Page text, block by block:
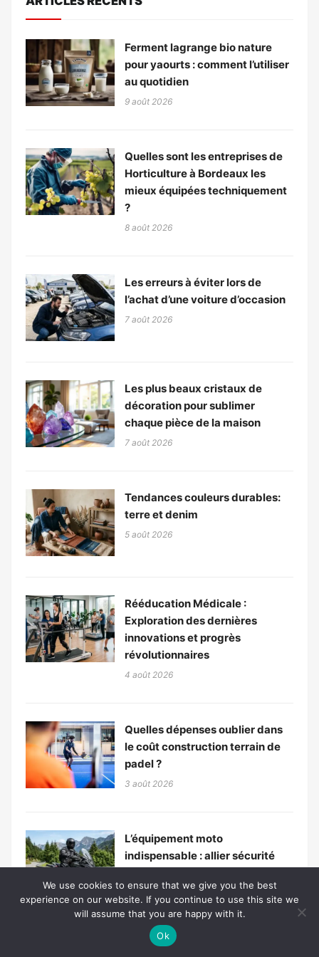
Ferment lagrange bio nature
pour yaourts : comment l’utiliser
au quotidien
9 août 2026
Quelles sont les entreprises de
Horticulture à Bordeaux les
mieux équipées techniquement
?
8 août 2026
Les erreurs à éviter lors de
l’achat d’une voiture d’occasion
7 août 2026
Les plus beaux cristaux de
décoration pour sublimer
chaque pièce de la maison
7 août 2026
Tendances couleurs durables:
terre et denim
5 août 2026
Rééducation Médicale :
Exploration des dernières
innovations et progrès
révolutionnaires
4 août 2026
Quelles dépenses oublier dans
le coût construction terrain de
padel ?
3 août 2026
L’équipement moto
indispensable : allier sécurité
Les clôtures augmentent-elles
We use cookies to ensure that we give you the best
experience on our website. If you continue to use this site we
will assume that you are happy with it.
Ok